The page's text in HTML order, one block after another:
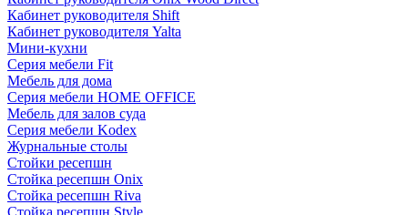
Кабинет руководителя Shift
Кабинет руководителя Yalta
Мини-кухни
Серия мебели Fit
Мебель для дома
Серия мебели HOME OFFICE
Мебель для залов суда
Серия мебели Kodex
Журнальные столы
Стойки ресепшн
Стойка ресепшн Onix
Стойка ресепшн Riva
Стойка ресепшн Style